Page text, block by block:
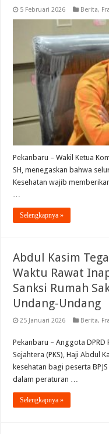
5 Februari 2026 Berita,
Pekanbaru – Wakil Ketua
SH, menegaskan bahwa
Kesehatan wajib
Selengkapnya »
Abdul Kasim
Waktu Rawat
Sanksi Rumah
Undang-Undang
25 Januari 2026 Berita,
Pekanbaru – Anggota DPRD
Sejahtera (PKS), Haji Abdul
kesehatan bagi peserta
dalam peraturan …
Selengkapnya »